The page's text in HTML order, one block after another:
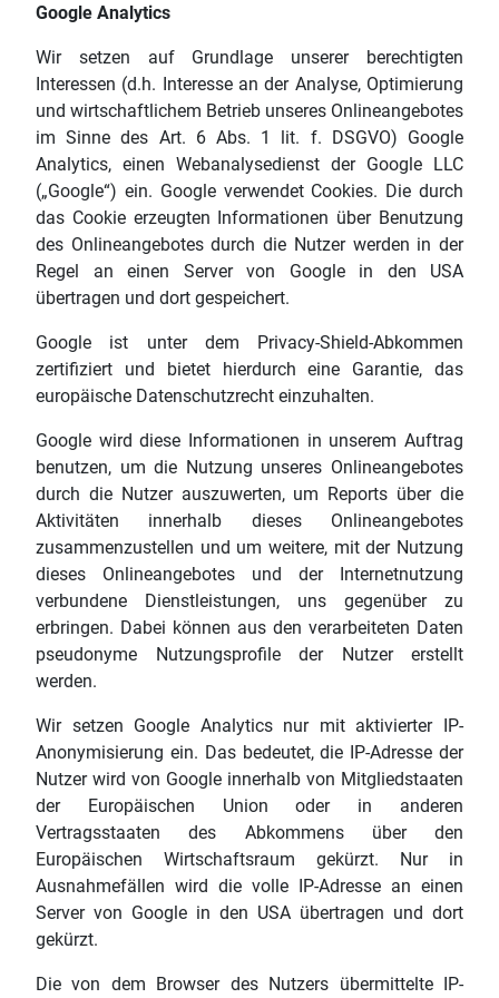
Google Analytics
Wir setzen auf Grundlage unserer berechtigten
Interessen (d.h. Interesse an der Analyse, Optimierung
und wirtschaftlichem Betrieb unseres Onlineangebotes
im Sinne des Art. 6 Abs. 1 lit. f. DSGVO) Google
Analytics, einen Webanalysedienst der Google LLC
(„Google“) ein. Google verwendet Cookies. Die durch
das Cookie erzeugten Informationen über Benutzung
des Onlineangebotes durch die Nutzer werden in der
Regel an einen Server von Google in den USA
übertragen und dort gespeichert.
Google ist unter dem Privacy-Shield-Abkommen
zertifiziert und bietet hierdurch eine Garantie, das
europäische Datenschutzrecht einzuhalten.
Google wird diese Informationen in unserem Auftrag
benutzen, um die Nutzung unseres Onlineangebotes
durch die Nutzer auszuwerten, um Reports über die
Aktivitäten innerhalb dieses Onlineangebotes
zusammenzustellen und um weitere, mit der Nutzung
dieses Onlineangebotes und der Internetnutzung
verbundene Dienstleistungen, uns gegenüber zu
erbringen. Dabei können aus den verarbeiteten Daten
pseudonyme Nutzungsprofile der Nutzer erstellt
werden.
Wir setzen Google Analytics nur mit aktivierter IP-
Anonymisierung ein. Das bedeutet, die IP-Adresse der
Nutzer wird von Google innerhalb von Mitgliedstaaten
der Europäischen Union oder in anderen
Vertragsstaaten des Abkommens über den
Europäischen Wirtschaftsraum gekürzt. Nur in
Ausnahmefällen wird die volle IP-Adresse an einen
Server von Google in den USA übertragen und dort
gekürzt.
Die von dem Browser des Nutzers übermittelte IP-